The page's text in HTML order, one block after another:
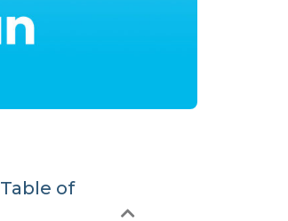
Table of